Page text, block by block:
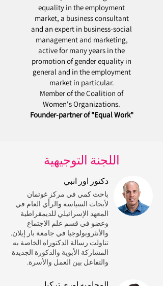
equality in the employment
market, a business consultant
and an expert in business-social
management and marketing,
active for many years in the
promotion of gender equality in
general and in the employment
market in particular.
Member of the Coalition of
Women's Organizations.
Founder-partner of "Equal Work"
اللجنة التوجيهية
دكتور اور انبي
باحث كمي في مركز غوتمان
لأبحاث السياسة والرأي العام في
المعهد الإسرائيلي للديمقراطية
وعضو في قسم علم الاجتماع
والأنثروبولوجيا في جامعة بار إيلان.
تناولت رسالة الدكتوراه الخاصة به
المشاركة الأبوية والذكورة الجديدة
والتفاعل بين العمل والأسرة.